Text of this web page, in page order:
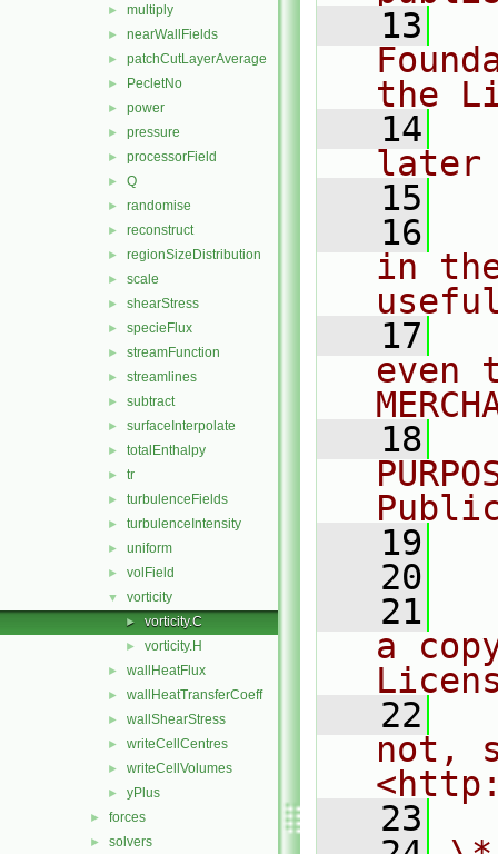
► multiply
► nearWallFields
► patchCutLayerAverage
► PecletNo
► power
► pressure
► processorField
► Q
► randomise
► reconstruct
► regionSizeDistribution
► scale
► shearStress
► specieFlux
► streamFunction
► streamlines
► subtract
► surfaceInterpolate
► totalEnthalpy
► tr
► turbulenceFields
► turbulenceIntensity
► uniform
► volField
▼ vorticity
► vorticity.C
► vorticity.H
► wallHeatFlux
► wallHeatTransferCoeff
► wallShearStress
► writeCellCentres
► writeCellVolumes
► yPlus
► forces
► solvers
   13
the
   14
later
   15
   16
in
   17
even
   18
   19
   20
   21
a
   22
not,
   23